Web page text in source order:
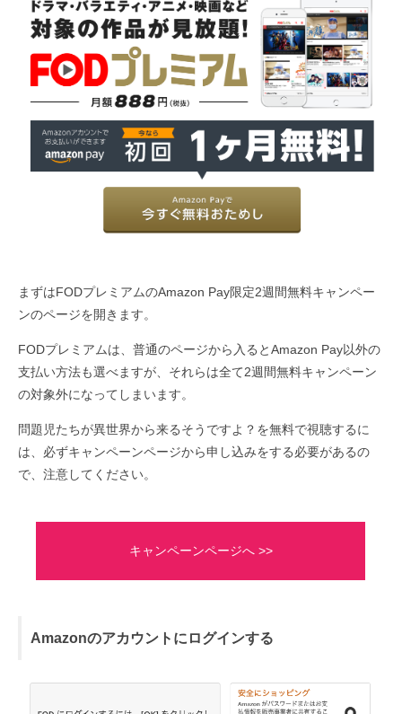
まずはFODプレミアムのAmazon Pay限定2週間無料キャンペー
ンのページを開きます。
FODプレミアムは、普通のページから入るとAmazon Pay以外の
支払い方法も選べますが、それらは全て2週間無料キャンペーン
の対象外になってしまいます。
問題児たちが異世界から来るそうですよ？を無料で視聴するに
は、必ずキャンペーンページから申し込みをする必要があるの
で、注意してください。
キャンペーンページへ >>
Amazonのアカウントにログインする